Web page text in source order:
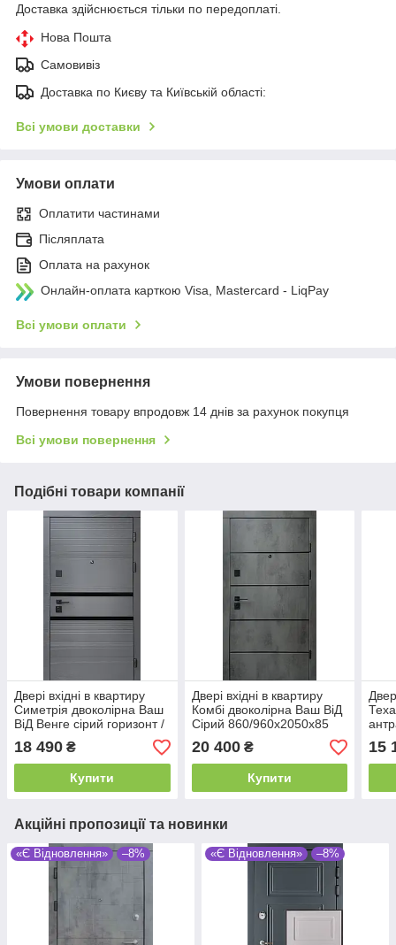
Доставка здійснюється тільки по передоплаті.
Нова Пошта
Самовивіз
Доставка по Києву та Київській області:
Всі умови доставки
Умови оплати
Оплатити частинами
Післяплата
Оплата на рахунок
Онлайн-оплата карткою Visa, Mastercard - LiqPay
Всі умови оплати
Умови повернення
Повернення товару впродовж 14 днів за рахунок покупця
Всі умови повернення
Подібні товари компанії
Двері вхідні в квартиру
Симетрія двоколірна Ваш
ВіД Венге сірий горизонт /
Дуб пломбір
860,960х2050х75 Ліве/
Праве
18 490 ₴
Купити
Двері вхідні в квартиру
Комбі двоколірна Ваш ВіД
Сірий 860/960х2050х85
Ліве/Праве
20 400₴
Купити
15
Акційні пропозиції та новинки
«Є Відновлення» –8% «Є Відновлення» –8%